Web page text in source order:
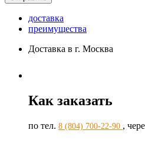
доставка
преимущества
Доставка в г. Москва
Как заказать
по тел. 8 (804) 700-22-90 ,